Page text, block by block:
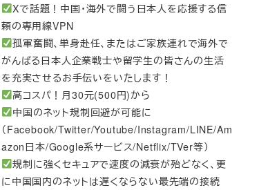
Xで話題！中国・海外で闘う日本人を応援する信
頼の専用線VPN
孤軍奮闘、単身赴任、またはご家族連れで海外で
がんばる日本人企業戦士や留学生の皆さんの生活
を充実させるお手伝いをいたします！
高コスパ！月30元(500円)から
中国のネット規制回避が可能に
（Facebook/Twitter/Youtube/Instagram/LINE/Am
azon日本/Google系サービス/Netflix/TVer等）
規制に強くセキュアで速度の減衰が殆どなく、更
に中国国内のネットは遅くならない最先端の接続